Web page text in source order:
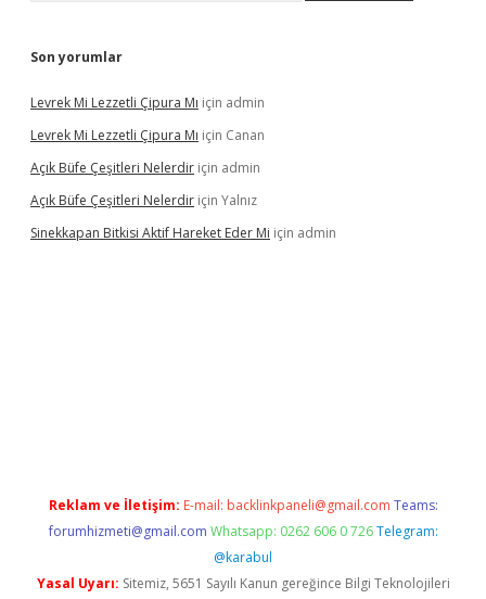
Son yorumlar
Levrek Mi Lezzetli Çipura Mı için admin
Levrek Mi Lezzetli Çipura Mı için Canan
Açık Büfe Çeşitleri Nelerdir için admin
Açık Büfe Çeşitleri Nelerdir için Yalnız
Sinekkapan Bitkisi Aktif Hareket Eder Mi için admin
Reklam ve İletişim: E-mail: backlinkpaneli@gmail.com Teams:
forumhizmeti@gmail.com Whatsapp: 0262 606 0 726 Telegram:
@karabul
Yasal Uyarı: Sitemiz, 5651 Sayılı Kanun gereğince Bilgi Teknolojileri